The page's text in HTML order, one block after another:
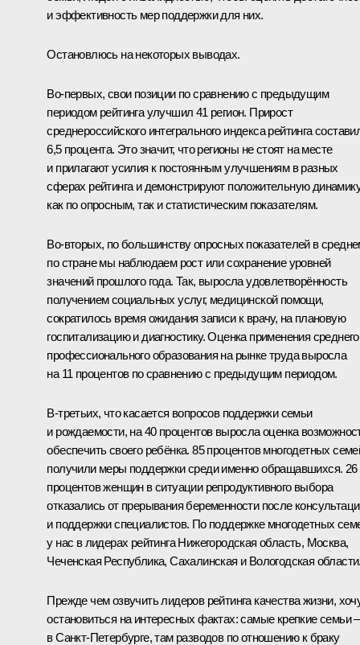
и эффективность мер поддержки для них.
Остановлюсь на некоторых выводах.
Во-первых, свои позиции по сравнению с предыдущим
периодом рейтинга улучшил 41 регион. Прирост
среднероссийского интегрального индекса рейтинга
6,5 процента. Это значит, что регионы не стоят на месте
и прилагают усилия к постоянным улучшениям в разных
сферах рейтинга и демонстрируют положительную
как по опросным, так и статистическим показателям.
Во-вторых, по большинству опросных показателей в
по стране мы наблюдаем рост или сохранение уровней
значений прошлого года. Так, выросла удовлетворённость
получением социальных услуг, медицинской помощи,
сократилось время ожидания записи к врачу, на плановую
госпитализацию и диагностику. Оценка применения среднего
профессионального образования на рынке труда выросла
на 11 процентов по сравнению с предыдущим периодом.
В-третьих, что касается вопросов поддержки семьи
и рождаемости, на 40 процентов выросла оценка
обеспечить своего ребёнка. 85 процентов многодетных
получили меры поддержки среди именно обращавшихся. 26
процентов женщин в ситуации репродуктивного выбора
отказались от прерывания беременности после
и поддержки специалистов. По поддержке многодетных
у нас в лидерах рейтинга Нижегородская область, Москва,
Чеченская Республика, Сахалинская и Вологодская
Прежде чем озвучить лидеров рейтинга качества жизни,
остановиться на интересных фактах: самые крепкие семьи –
в Санкт-Петербурге, там разводов по отношению к браку